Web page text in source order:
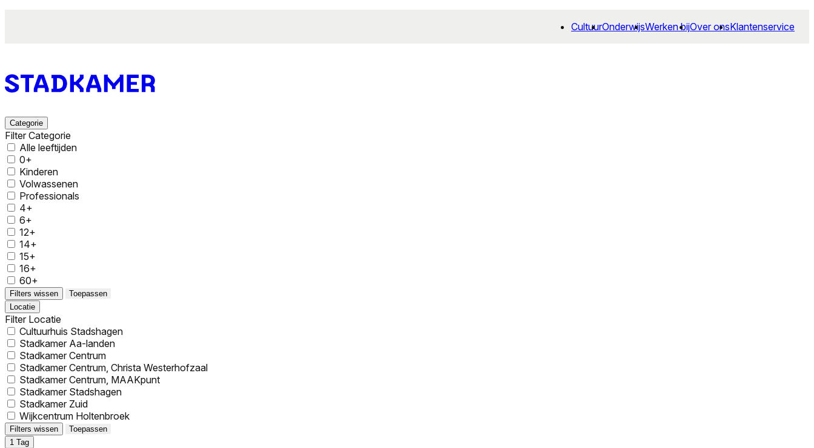
CultuurOnderwijsWerken bijOver onsKlantenservice
Categorie
Filter Categorie
Alle leeftijden
0+
Kinderen
Volwassenen
Professionals
4+
6+
12+
14+
15+
16+
60+
Filters wissen
Toepassen
Locatie
Filter Locatie
Cultuurhuis Stadshagen
Stadkamer Aa-landen
Stadkamer Centrum
Stadkamer Centrum, Christa Westerhofzaal
Stadkamer Centrum, MAAKpunt
Stadkamer Stadshagen
Stadkamer Zuid
Wijkcentrum Holtenbroek
Filters wissen
Toepassen
1 Tag